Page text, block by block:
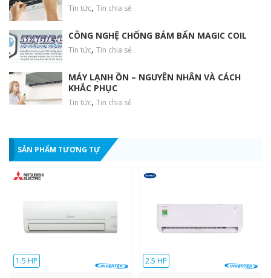
Tin tức, Tin chia sẻ
CÔNG NGHỆ CHỐNG BÁM BẨN MAGIC COIL
Tin tức, Tin chia sẻ
MÁY LẠNH ỒN – NGUYÊN NHÂN VÀ CÁCH
KHẮC PHỤC
Tin tức, Tin chia sẻ
SẢN PHẨM TƯƠNG TỰ
1.5 HP 2.5 HP